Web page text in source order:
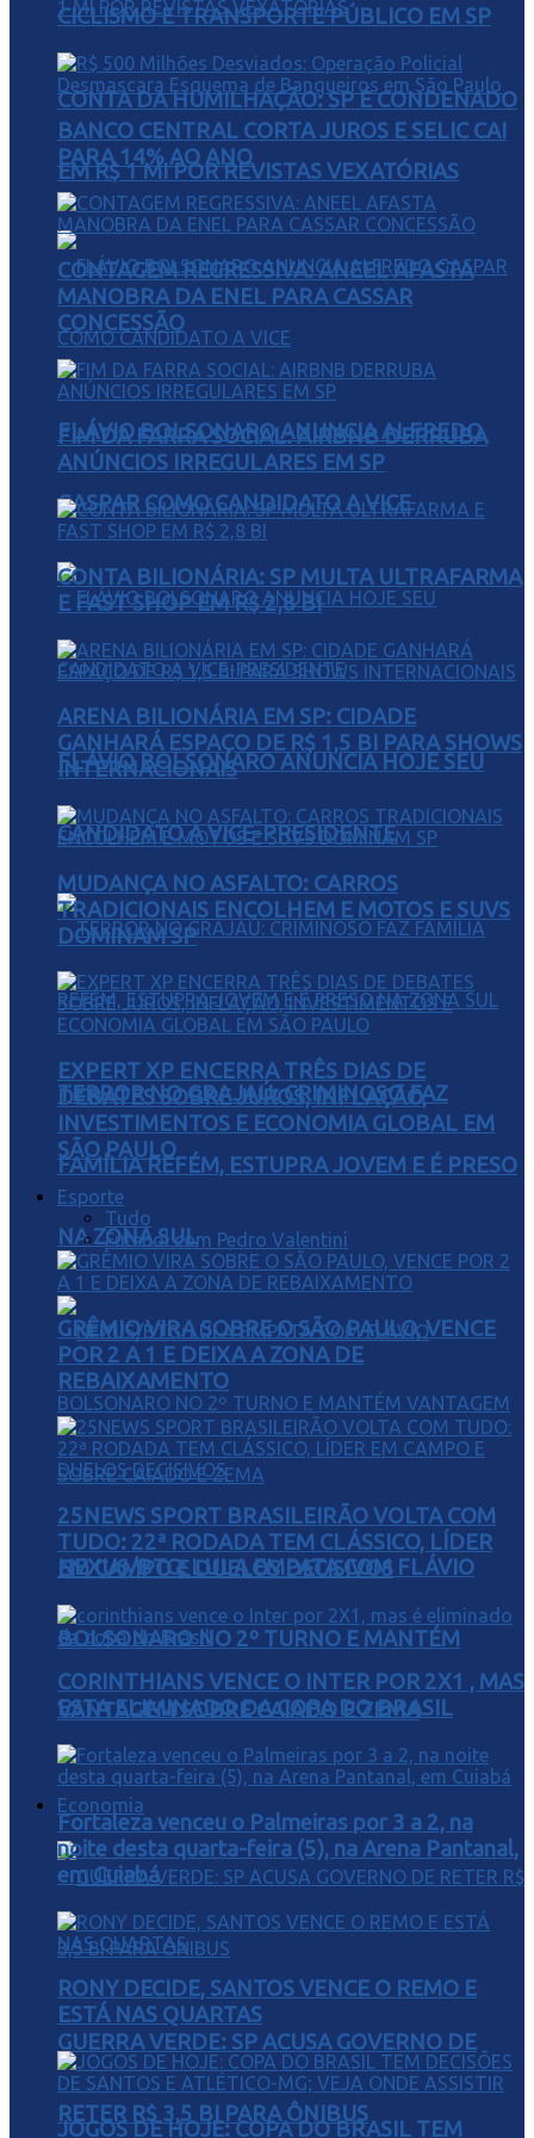
CONTA DA HUMILHAÇÃO: SP É CONDENADO
EM R$ 1 MI POR REVISTAS VEXATÓRIAS
FLÁVIO BOLSONARO ANUNCIA ALFREDO
GASPAR COMO CANDIDATO A VICE
FLÁVIO BOLSONARO ANUNCIA HOJE SEU
CANDIDATO A VICE-PRESIDENTE
TERROR NO GRAJAÚ: CRIMINOSO FAZ
FAMÍLIA REFÉM, ESTUPRA JOVEM E É PRESO
NA ZONA SUL
NEXUS/BTG: LULA EMPATA COM FLÁVIO
BOLSONARO NO 2º TURNO E MANTÉM
VANTAGEM SOBRE CAIADO E ZEMA
Economia
GUERRA VERDE: SP ACUSA GOVERNO DE
RETER R$ 3,5 BI PARA ÔNIBUS
CICLISMO E TRANSPORTE PÚBLICO EM SP
BANCO CENTRAL CORTA JUROS E SELIC CAI
PARA 14% AO ANO
CONTAGEM REGRESSIVA: ANEEL AFASTA
MANOBRA DA ENEL PARA CASSAR
CONCESSÃO
FIM DA FARRA SOCIAL: AIRBNB DERRUBA
ANÚNCIOS IRREGULARES EM SP
CONTA BILIONÁRIA: SP MULTA ULTRAFARMA
E FAST SHOP EM R$ 2,8 BI
ARENA BILIONÁRIA EM SP: CIDADE
GANHARÁ ESPAÇO DE R$ 1,5 BI PARA SHOWS
INTERNACIONAIS
MUDANÇA NO ASFALTO: CARROS
TRADICIONAIS ENCOLHEM E MOTOS E SUVS
DOMINAM SP
EXPERT XP ENCERRA TRÊS DIAS DE
DEBATES SOBRE JUROS, INFLAÇÃO,
INVESTIMENTOS E ECONOMIA GLOBAL EM
SÃO PAULO
Esporte
Tudo
Futebol com Pedro Valentini
GRÊMIO VIRA SOBRE O SÃO PAULO, VENCE
POR 2 A 1 E DEIXA A ZONA DE
REBAIXAMENTO
25NEWS SPORT BRASILEIRÃO VOLTA COM
TUDO: 22ª RODADA TEM CLÁSSICO, LÍDER
EM CAMPO E DUELOS DECISIVOS
CORINTHIANS VENCE O INTER POR 2X1 , MAS
ESTA ELIMINADO DA COPA DO BRASIL
Fortaleza venceu o Palmeiras por 3 a 2, na
noite desta quarta-feira (5), na Arena Pantanal,
em Cuiabá
RONY DECIDE, SANTOS VENCE O REMO E
ESTÁ NAS QUARTAS
JOGOS DE HOJE: COPA DO BRASIL TEM